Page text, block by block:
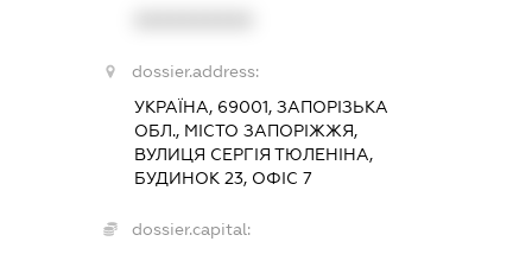
dossier.address:
УКРАЇНА, 69001, ЗАПОРІЗЬКА
ОБЛ., МІСТО ЗАПОРІЖЖЯ,
ВУЛИЦЯ СЕРГІЯ ТЮЛЕНІНА,
БУДИНОК 23, ОФІС 7
dossier.capital: